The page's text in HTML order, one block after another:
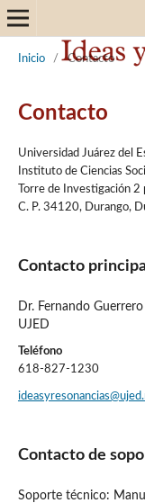
Inicio / Contacto
Contacto
Universidad Juárez del
Instituto de Ciencias
Torre de Investigación
C. P. 34120, Durango,
Contacto
Dr. Fernando
UJED
Teléfono
618-827-1230
Contacto de
Soporte técnico: